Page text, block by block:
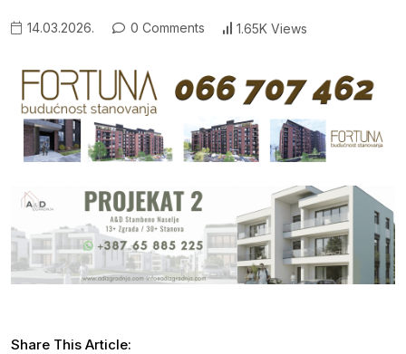
14.03.2026. 0 Comments 1.65K Views
Share This Article: